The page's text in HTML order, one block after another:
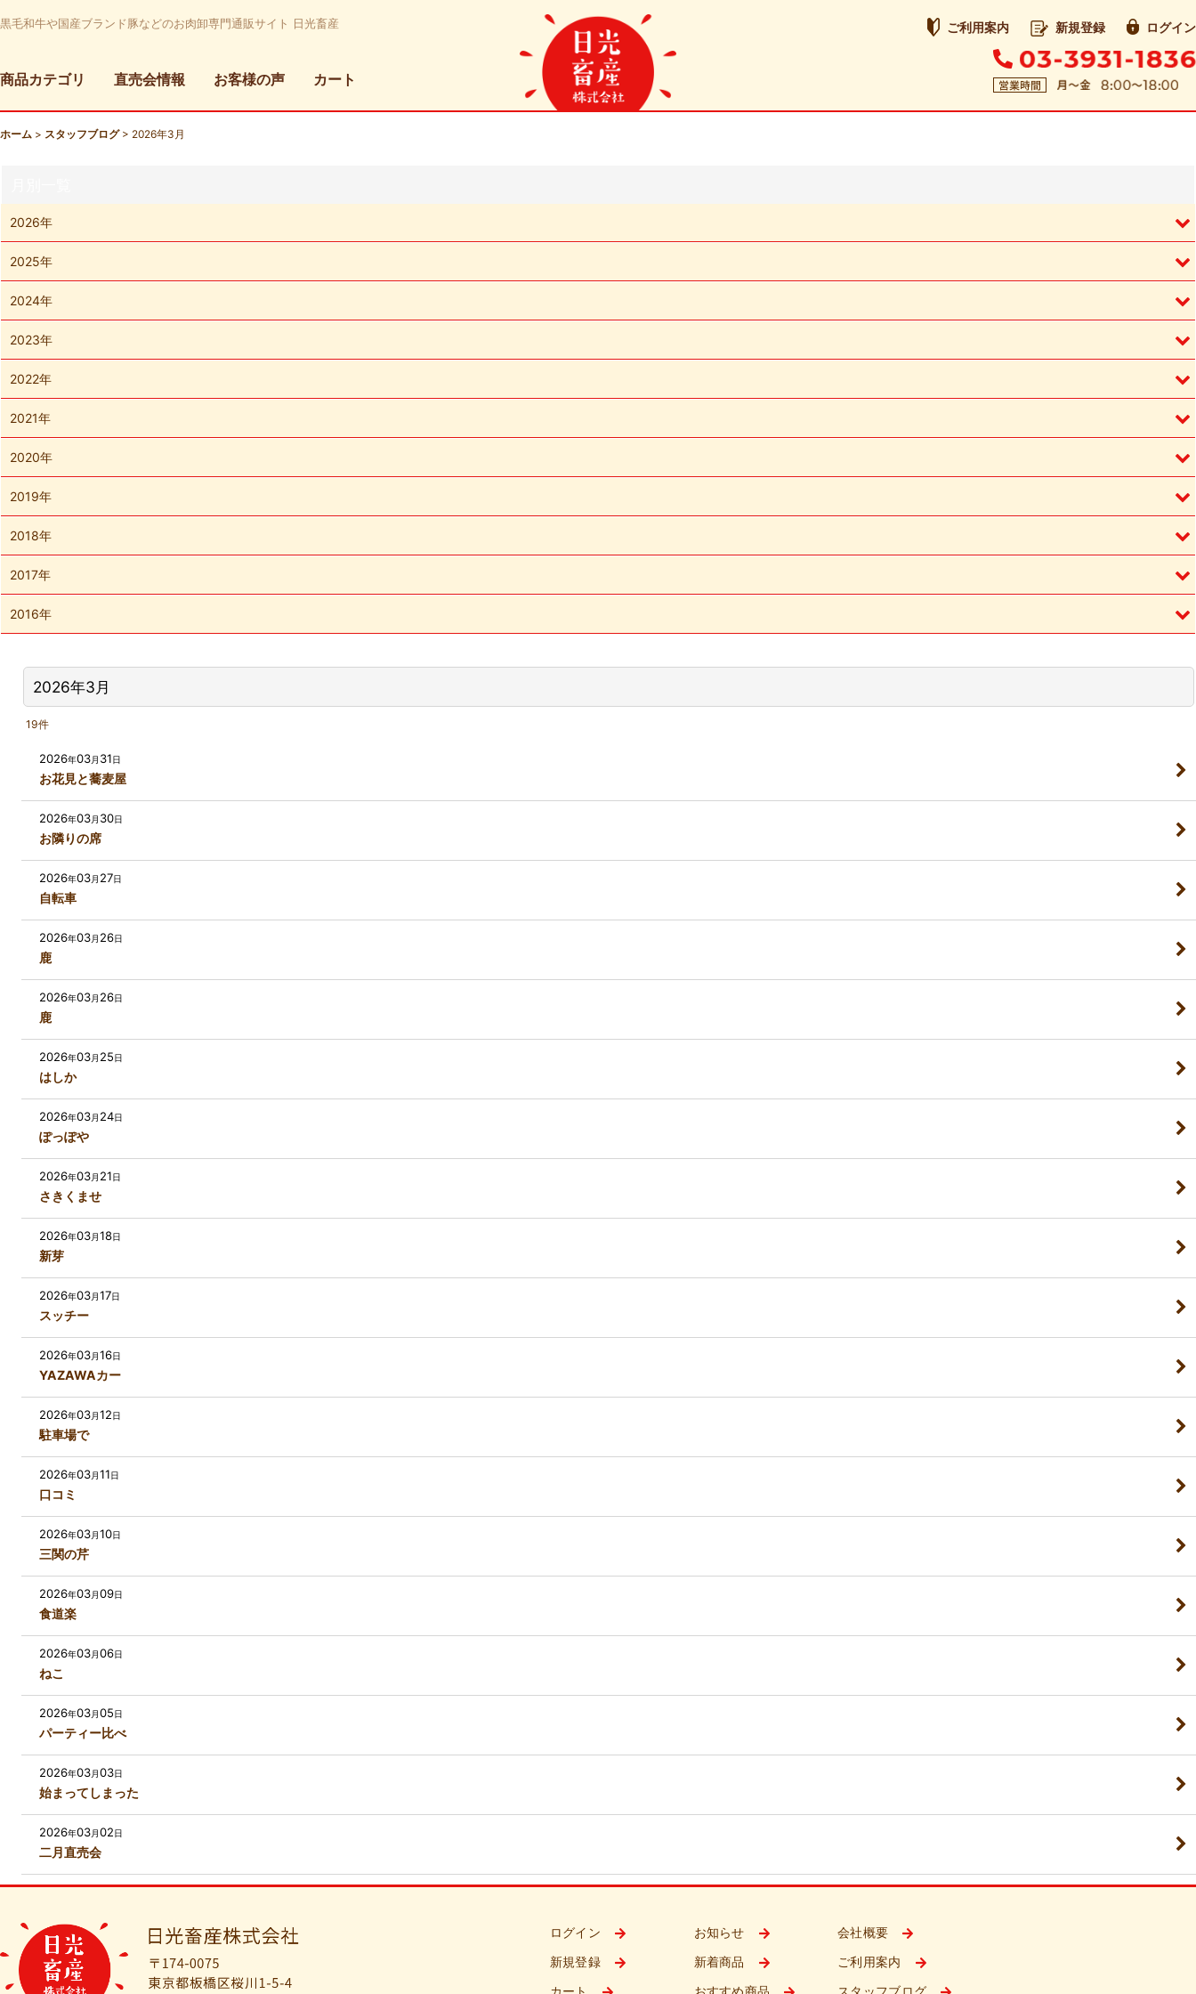
黒毛和牛や国産ブランド豚などのお肉卸専門通販サイト 日光畜産
商品カテゴリ 直売会情報 お客様の声 カート
ご利用案内 新規登録 ログイン
ホーム > スタッフブログ > 2026年3月
2026年3月
19件
2026年03月 31日
お花見と蕎麦屋
2026年03月 30日
お隣りの席
2026年03月 27日
自転車
2026年03月 26日
鹿
2026年03月 26日
鹿
2026年03月 25日
はしか
2026年03月 24日
ぽっぽや
2026年03月 21日
さきくませ
2026年03月18日
新芽
2026年03月17日
スッチー
2026年03月16日
YAZAWAカー
2026年03月12日
駐車場で
2026年03月11日
口コミ
2026年03月10日
三関の芹
2026年03月09日
食道楽
2026年03月06日
ねこ
2026年03月05日
パーティー比べ
2026年03月03日
始まってしまった
2026年03月02日
二月直売会
2026年
2025年
2024年
2023年
2022年
2021年
2020年
2019年
2018年
2017年
2016年
ログイン
新規登録
お知らせ
新着商品
会社概要
ご利用案内